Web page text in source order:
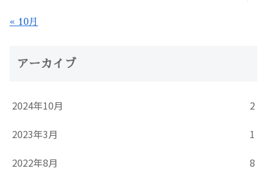
« 10月
アーカイブ
2024年10月
2
2023年3月
1
2022年8月
8